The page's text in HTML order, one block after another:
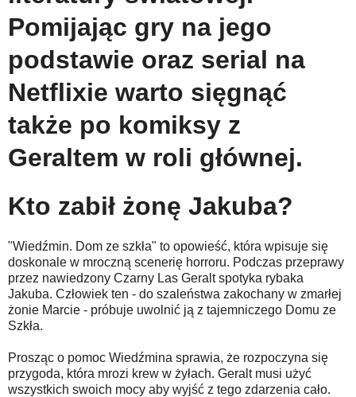
Pomijając gry na jego
podstawie oraz serial na
Netflixie warto sięgnąć
także po komiksy z
Geraltem w roli głównej.
Kto zabił żonę Jakuba?
"Wiedźmin. Dom ze szkła" to opowieść, która wpisuje się
doskonale w mroczną scenerię horroru. Podczas przeprawy
przez nawiedzony Czarny Las Geralt spotyka rybaka
Jakuba. Człowiek ten - do szaleństwa zakochany w zmarłej
żonie Marcie - próbuje uwolnić ją z tajemniczego Domu ze
Szkła.
Prosząc o pomoc Wiedźmina sprawia, że rozpoczyna się
przygoda, która mrozi krew w żyłach. Geralt musi użyć
wszystkich swoich mocy aby wyjść z tego zdarzenia cało.